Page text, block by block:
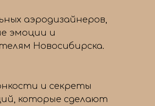
аэродизайнеров,
эмоции и
Новосибирска.
и секреты
которые сделают